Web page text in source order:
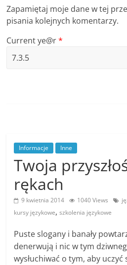
Zapamiętaj moje dane w tej
pisania kolejnych komentarzy.
Current ye@r*
Informacje Inne
Twoja
rękach
9 kwietnia 2014 1040 Views
kursy językowe,szkolenia językowe
Puste slogany i banały
denerwują i nic w tym
wysłuchiwać o tym, aby uczyć